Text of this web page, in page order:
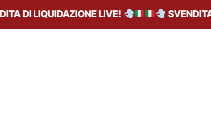
DI LIQUIDAZIONE LIVE! SVENDITA